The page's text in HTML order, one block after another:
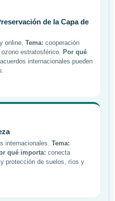
de la Capa de
online. Tema: cooperación
estratosférico. Por qué
internacionales pueden
internacionales. Tema:
qué importa: conecta
protección de suelos, ríos y